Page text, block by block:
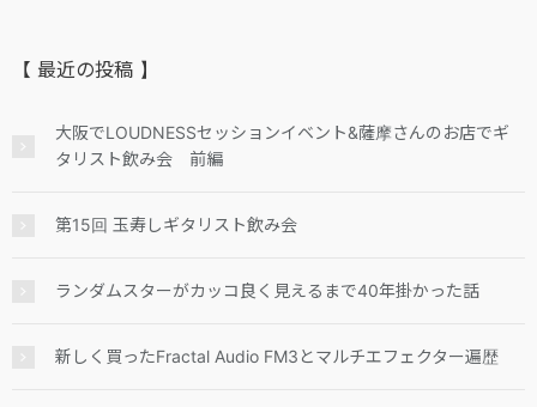
【 最近の投稿 】
大阪でLOUDNESSセッションイベント&薩摩さんのお店でギ
タリスト飲み会 前編
第15回 玉寿しギタリスト飲み会
ランダムスターがカッコ良く見えるまで40年掛かった話
新しく買ったFractal Audio FM3とマルチエフェクター遍歴